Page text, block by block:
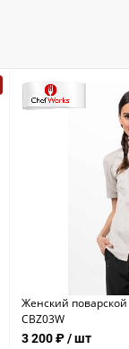
Женский
CBZ03W
3 200 ₽/ шт